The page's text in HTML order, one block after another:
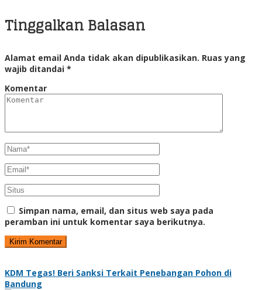
Tinggalkan Balasan
Alamat email Anda tidak akan dipublikasikan. Ruas yang
wajib ditandai *
Komentar
Simpan nama, email, dan situs web saya pada
peramban ini untuk komentar saya berikutnya.
KDM Tegas! Beri Sanksi Terkait Penebangan Pohon di
Bandung